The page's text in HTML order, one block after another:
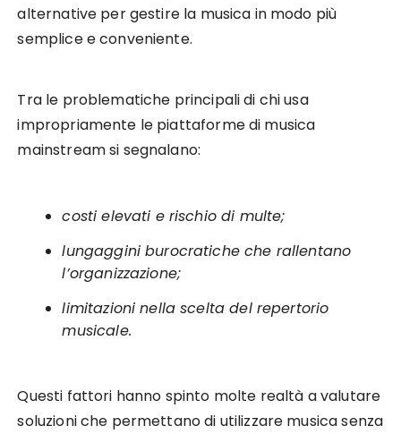
alternative per gestire la musica in modo più
semplice e conveniente.
Tra le problematiche principali di chi usa
impropriamente le piattaforme di musica
mainstream si segnalano:
costi elevati e rischio di multe;
lungaggini burocratiche che rallentano
l’organizzazione;
limitazioni nella scelta del repertorio
musicale.
Questi fattori hanno spinto molte realtà a valutare
soluzioni che permettano di utilizzare musica senza